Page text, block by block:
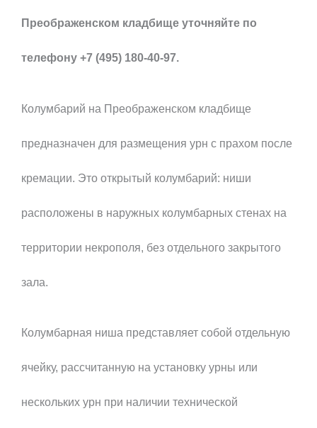
Преображенском кладбище уточняйте по
телефону +7 (495) 180-40-97.
Колумбарий на Преображенском кладбище
предназначен для размещения урн с прахом после
кремации. Это открытый колумбарий: ниши
расположены в наружных колумбарных стенах на
территории некрополя, без отдельного закрытого
зала.
Колумбарная ниша представляет собой отдельную
ячейку, рассчитанную на установку урны или
нескольких урн при наличии технической